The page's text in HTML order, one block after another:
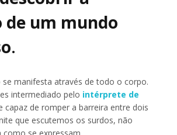
de um mundo
.
se manifesta através de todo o corpo.
intermediado pelo intérprete de
capaz de romper a barreira entre dois
que escutemos os surdos, não
se expressam.